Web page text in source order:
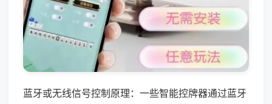
蓝牙或无线信号控制原理：一些智能控牌器通过蓝牙